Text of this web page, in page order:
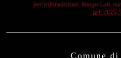
per informazioni Imago Lab,
tel. 055
Comune